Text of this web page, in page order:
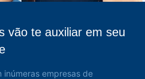
vão te auxiliar em seu
inúmeras empresas de